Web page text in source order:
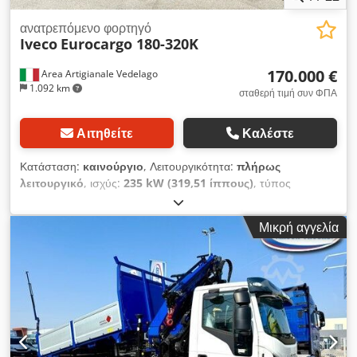
Area Artigianale Vedelago
1.092 km
ανατρεπόμενο φορτηγό
Iveco Eurocargo 180-320K
170.000 €
σταθερή τιμή συν ΦΠΑ
Αιτηθείτε Καλέστε
Κατάσταση: καινούργιο, Λειτουργικότητα: πλήρως
λειτουργικό, ισχύς: 235 kW (319,51 ίππους), τύπος
, μέγιστο βάρος φόρτωσης:
συνολικό βάρος:18.000 κιλ, διάταξη αξόνων:4x2, φρένα:
λευκό , τύπος μετάδοσης:
Euro 6 , ανάρτηση:ατσάλι,
αριθμός θέσεων:
, Εξοπλισμός:
ABS, AdBlue, Bluetooth,
Ταχογράφος, γερανός, εγγραφή φορτηγού, ηλεκτρικά
ρυθμιζόμενος καθρέφτης, ηλεκτρική ρύθμιση παραθύρων,
κεντρικό κλείδωμα, κλείδωμα διαφορικού, κλιματισμός,
προβολείς ομίχλης, υδραυλικό τιμόνι, υπολογιστής επί
του οχήματος, φίλτρο αιθάλης, IVECO EUROCARGO 180-
Μικρή αγγελία